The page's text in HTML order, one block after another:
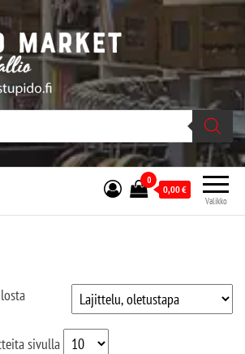
– verkossa ja kivijalassa
Stupido Market on vaihtoehtomusaan
erikoistunut verkko- sekä
kivijalkakauppa Helsingissä Kallion
sydämessä.
Valikko
0
0,00€
sivulla